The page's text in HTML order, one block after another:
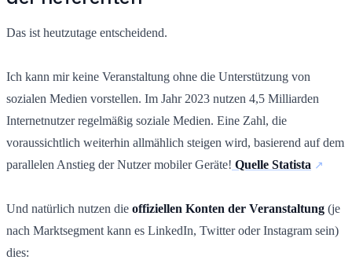
Das ist heutzutage entscheidend.
Ich kann mir keine Veranstaltung ohne die Unterstützung von
sozialen Medien vorstellen. Im Jahr 2023 nutzen 4,5 Milliarden
Internetnutzer regelmäßig soziale Medien. Eine Zahl, die
voraussichtlich weiterhin allmählich steigen wird, basierend auf dem
parallelen Anstieg der Nutzer mobiler Geräte! Quelle Statista
Und natürlich nutzen die offiziellen Konten der Veranstaltung (je
nach Marktsegment kann es LinkedIn, Twitter oder Instagram sein)
dies: